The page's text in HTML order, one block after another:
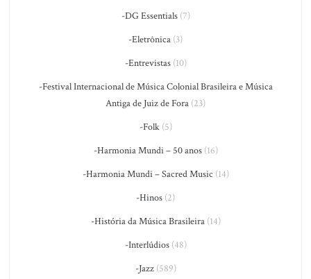
-DG Essentials(7)
-Eletrônica (3)
-Entrevistas(10)
-Festival Internacional de Música Colonial Brasileira e Música
Antiga de Juiz de Fora (23)
-Folk(5)
-Harmonia Mundi – 50 anos(16)
-Harmonia Mundi – Sacred Music (14)
-Hinos (2)
-História da Música Brasileira(14)
-Interlúdios(48)
-Jazz(589)